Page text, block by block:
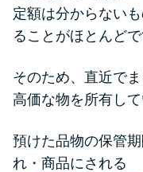
定額は分からない
ることがほとんどで
そのため、直近で
高価な物を所有し
預けた品物の保管
れ・商品にされる